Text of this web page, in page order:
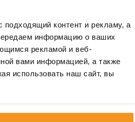
контент и рекламу, а
информацию о ваших
рекламой и веб-
вами информацией, а также
использовать наш сайт, вы